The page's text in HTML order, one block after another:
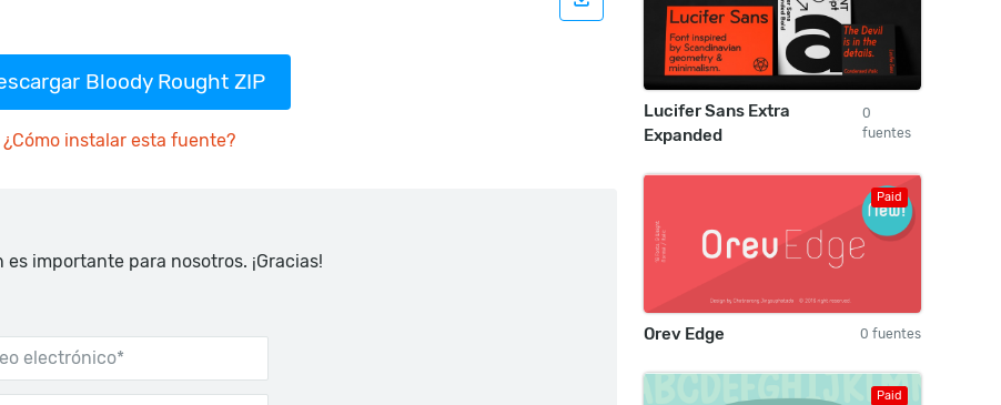
Bloody Rought ZIP
¿Cómo instalar esta fuente?
importante para nosotros. ¡Gracias!
Lucifer Sans Extra
Expanded
0
fuentes
Paid
Orev Edge 0 fuentes
Paid